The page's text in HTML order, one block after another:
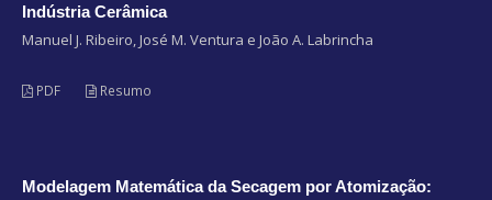
Indústria Cerâmica
Manuel J. Ribeiro, José M. Ventura e João A. Labrincha
PDF Resumo
Modelagem Matemática da Secagem por Atomização: